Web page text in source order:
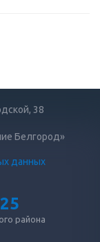
38
Белгород»
данных
района